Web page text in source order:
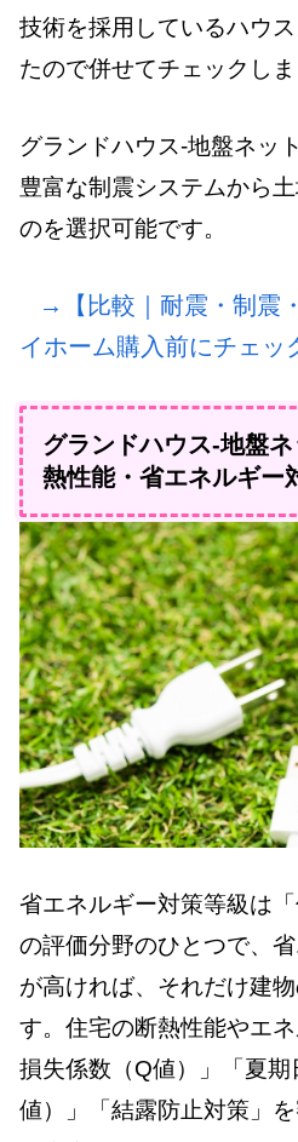
技術を採用しているハウ
たので併せてチェックしま
グランドハウス-地盤ネッ
豊富な制震システムから
のを選択可能です。
→【比較｜耐震・制震
イホーム購入前にチェッ
グランドハウス-地盤
熱性能・省エネルギー
省エネルギー対策等級は「
の評価分野のひとつで、
が高ければ、それだけ建
す。住宅の断熱性能やエ
損失係数（Q値）」「夏
値）」「結露防止対策」